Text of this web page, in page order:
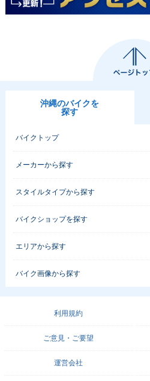
沖縄のバイクを
探す
バイクトップ
メーカーから探す
スタイルタイプから探す
バイクショップを探す
エリアから探す
バイク画像から探す
利用規約
ご意見・ご要望
運営会社